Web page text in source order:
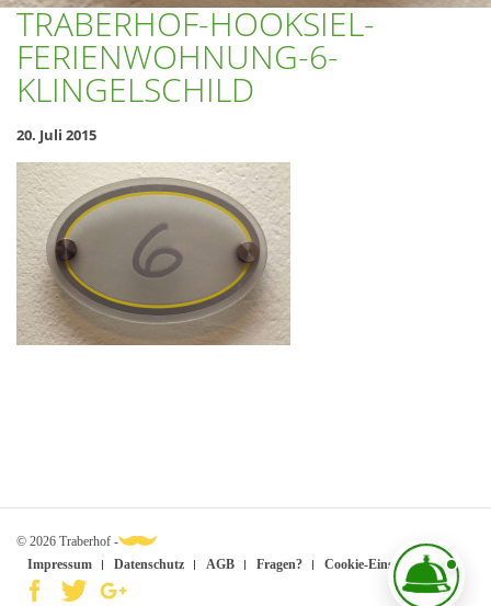
TRABERHOF-HOOKSIEL-
FERIENWOHNUNG-6-
KLINGELSCHILD
20. Juli 2015
© 2026 Traberhof -
Impressum
Datenschutz AGB Fragen? Cookie-Einstellungen